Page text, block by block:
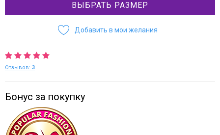
ВЫБРАТЬ РАЗМЕР
Добавить в мои желания
Отзывов: 3
Бонус за покупку